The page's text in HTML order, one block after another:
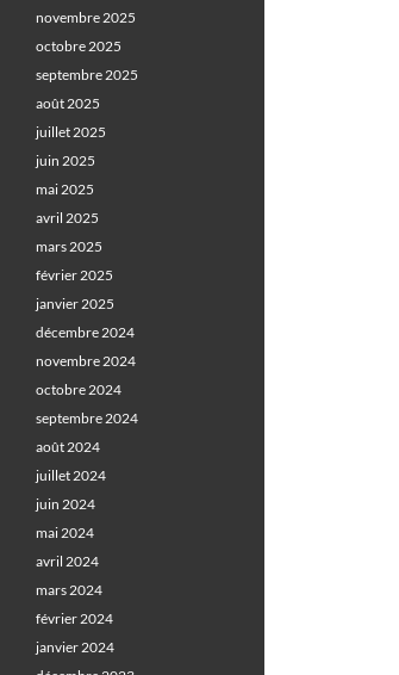
novembre 2025
octobre 2025
septembre 2025
août 2025
juillet 2025
juin 2025
mai 2025
avril 2025
mars 2025
février 2025
janvier 2025
décembre 2024
novembre 2024
octobre 2024
septembre 2024
août 2024
juillet 2024
juin 2024
mai 2024
avril 2024
mars 2024
février 2024
janvier 2024